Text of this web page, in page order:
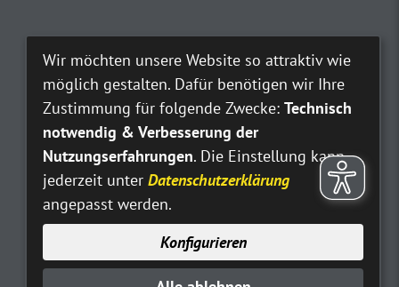
Wir möchten unsere Website so attraktiv wie
möglich gestalten. Dafür benötigen wir Ihre
Zustimmung für folgende Zwecke: Technisch
notwendig & Verbesserung der
Nutzungserfahrungen. Die Einstellung kann
jederzeit unter Datenschutzerklärung
angepasst werden.
Konfigurieren